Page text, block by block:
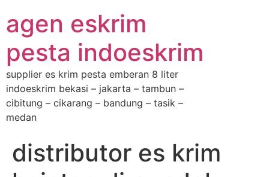
agen eskrim
pesta indoeskrim
supplier es krim pesta emberan 8 liter
indoeskrim bekasi – jakarta – tambun –
cibitung – cikarang – bandung – tasik –
medan
distributor es krim